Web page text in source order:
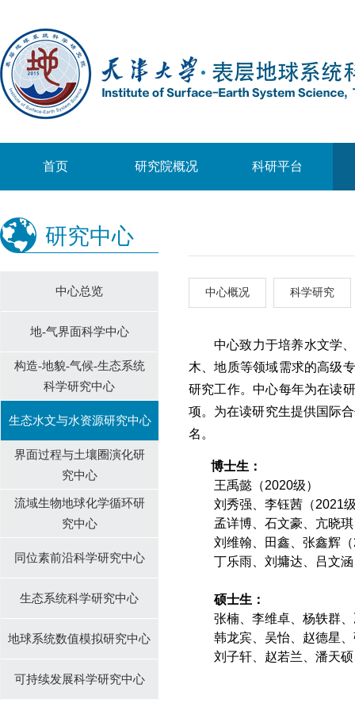
首页 研究院概况 科研平台
研究中心
中心总览
地-气界面科学中心
构造-地貌-气候-生态系统
科学研究中心
生态水文与水资源研究中心
界面过程与土壤圈演化研
究中心
流域生物地球化学循环研
究中⼼
同位素前沿科学研究中心
生态系统科学研究中心
地球系统数值模拟研究中心
可持续发展科学研究中心
中心概况 科学研究
中心致力于培养水文学
木、地质等领域需求的高级
研究工作。中心每年为在读
项。为在读研究生提供国际
名。
博士生：
王禹懿（2020级）
刘秀强、李钰茜（2021
孟详博、石文豪、亢晓
刘维翰、
田鑫、张鑫辉
丁乐雨、 刘墉达、吕文
硕士生：
张楠、李维卓、杨轶群
韩龙宾、吴怡、赵德星
刘子轩、 赵若兰、潘天